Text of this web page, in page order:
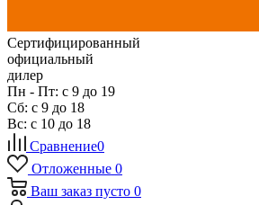
Сертифицированный
официальный
дилер
Пн - Пт: с 9 до 19
Сб: с 9 до 18
Вс: с 10 до 18
Сравнение0
Отложенные 0
Ваш заказ пусто 0